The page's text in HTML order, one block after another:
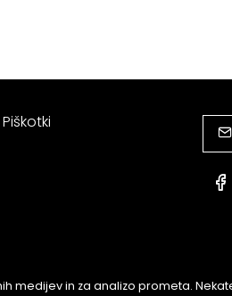
Piškotki
medijev in za analizo prometa.